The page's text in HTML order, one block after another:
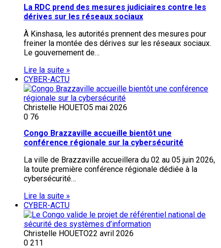
La RDC prend des mesures judiciaires contre les
dérives sur les réseaux sociaux
À Kinshasa, les autorités prennent des mesures pour
freiner la montée des dérives sur les réseaux sociaux.
Le gouvernement de…
Lire la suite »
CYBER-ACTU
Christelle HOUETO5 mai 2026
0 76
Congo Brazzaville accueille bientôt une
conférence régionale sur la cybersécurité
La ville de Brazzaville accueillera du 02 au 05 juin 2026,
la toute première conférence régionale dédiée à la
cybersécurité…
Lire la suite »
CYBER-ACTU
Christelle HOUETO22 avril 2026
0 211